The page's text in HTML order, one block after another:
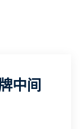
中间